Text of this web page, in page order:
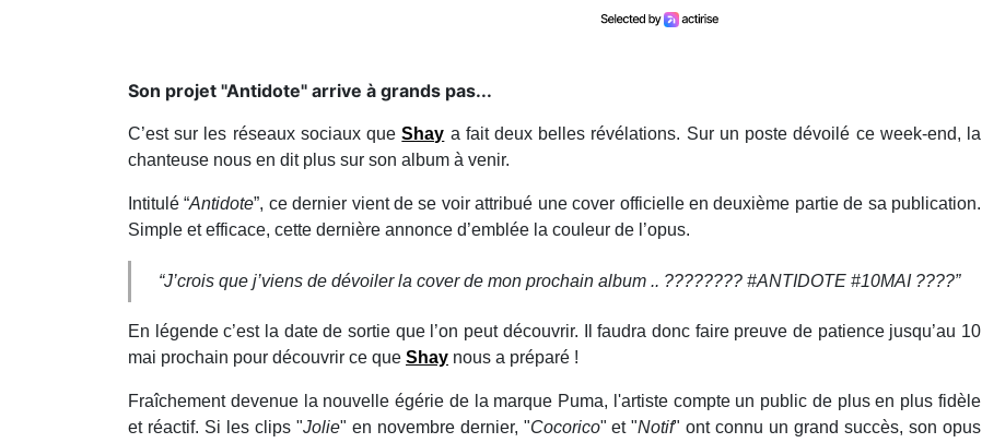
Son projet "Antidote" arrive à grands pas...
C’est sur les réseaux sociaux queShay a fait deux belles révélations. Sur un poste dévoilé ce week-end, la
chanteuse nous en dit plus sur son album à venir.
Intitulé “Antidote”, ce dernier vient de se voir attribué une cover officielle en deuxième partie de sa publication.
Simple et efficace, cette dernière annonce d’emblée la couleur de l’opus.
“J’crois que j’viens de dévoiler la cover de mon prochain album .. ???????? #ANTIDOTE #10MAI ????”
En légende c’est la date de sortie que l’on peut découvrir. Il faudra donc faire preuve de patience jusqu’au 10
mai prochain pour découvrir ce que Shay nous a préparé !
Fraîchement devenue la nouvelle égérie de la marque Puma, l'artiste compte un public de plus en plus fidèle
et réactif. Si les clips "Jolie" en novembre dernier, "Cocorico" et "Notif" ont connu un grand succès, son opus